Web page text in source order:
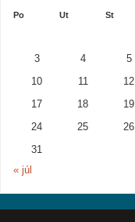
Po Ut St
3 4 5
10 11 12
17 18 19
24 25 26
31
« júl